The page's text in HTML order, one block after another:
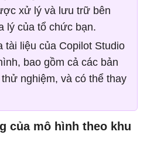
xử lý và lưu trữ bên
lý của tổ chức bạn.
tài liệu của Copilot Studio
bao gồm cả các bản
nghiệm, và có thể thay
của mô hình theo khu